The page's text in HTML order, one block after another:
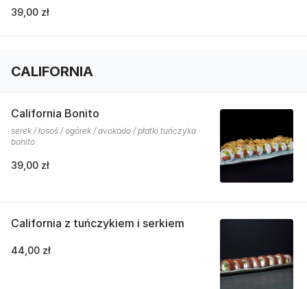
39,00 zł
CALIFORNIA
California Bonito
serek / łosoś / ogórek / avokado / płatki tuńczyka
bonito
39,00 zł
California z tuńczykiem i serkiem
44,00 zł